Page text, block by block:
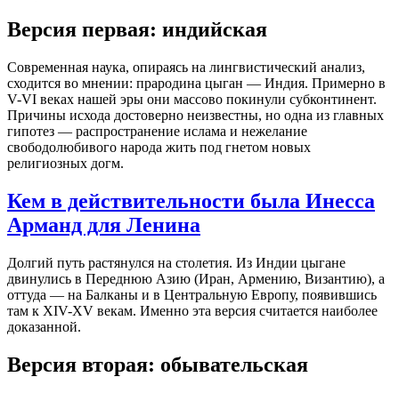
Версия первая: индийская
Современная наука, опираясь на лингвистический анализ,
сходится во мнении: прародина цыган — Индия. Примерно в
V-VI веках нашей эры они массово покинули субконтинент.
Причины исхода достоверно неизвестны, но одна из главных
гипотез — распространение ислама и нежелание
свободолюбивого народа жить под гнетом новых
религиозных догм.
Кем в действительности была Инесса
Арманд для Ленина
Долгий путь растянулся на столетия. Из Индии цыгане
двинулись в Переднюю Азию (Иран, Армению, Византию), а
оттуда — на Балканы и в Центральную Европу, появившись
там к XIV-XV векам. Именно эта версия считается наиболее
доказанной.
Версия вторая: обывательская